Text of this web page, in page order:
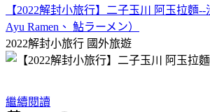
【2022解封小旅行】二子玉川 阿玉拉麵
Ayu Ramen、 鮎ラーメン）
2022解封小旅行 國外旅遊
繼續閱讀